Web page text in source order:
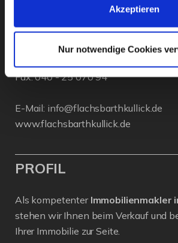
Akzeptieren
Nur notwendige Cookies
D - 22087 Hamburg
Fax: 040 - 25 070 94
E-Mail: info@flachsbarthkullick.de
www.flachsbarthkullick.de
PROFIL
Als kompetenter Immobilienmakler
stehen wir Ihnen beim Verkauf und
Ihrer Immobilie zur Seite.